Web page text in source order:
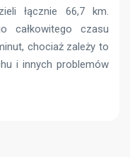
łącznie 66,7 km.
całkowitego czasu
chociaż zależy to
i innych problemów